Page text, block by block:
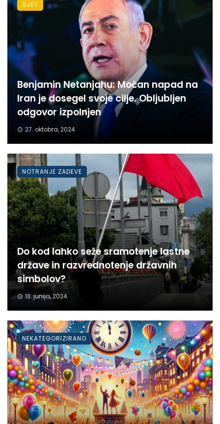
Benjamin Netanjahu: Močan napad na
Iran je dosegel svoje cilje. Obljubljen
odgovor izpolnjen
27. oktobra, 2024
SVET
Do kod lahko seže sramotenje lastne
države in razvrednotenje državnih
simbolov?
13. junija, 2024
NOTRANJE ZADEVE
NEKATEGORIZIRANO